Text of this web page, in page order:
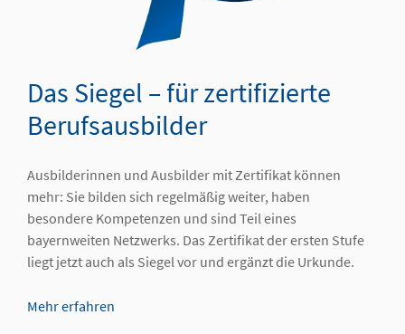
Das Siegel – für zertifizierte
Berufsausbilder
Ausbilderinnen und Ausbilder mit Zertifikat können
mehr: Sie bilden sich regelmäßig weiter, haben
besondere Kompetenzen und sind Teil eines
bayernweiten Netzwerks. Das Zertifikat der ersten Stufe
liegt jetzt auch als Siegel vor und ergänzt die Urkunde.
Mehr erfahren